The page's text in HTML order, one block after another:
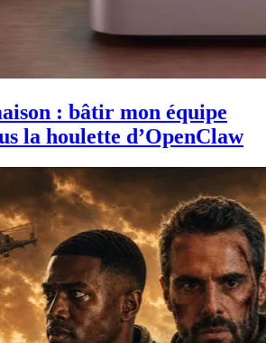
: bâtir mon équipe
la houlette d’OpenClaw